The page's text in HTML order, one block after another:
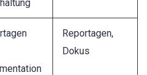
Reportagen,
Dokus